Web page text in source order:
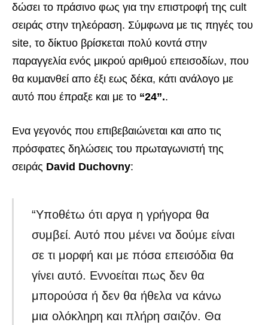
δώσει το πράσινο φως για την επιστροφή της cult
σειράς στην τηλεόραση. Σύμφωνα με τις πηγές του
site, το δίκτυο βρίσκεται πολύ κοντά στην
παραγγελία ενός μικρού αριθμού επεισοδίων, που
θα κυμανθεί απο έξι εως δέκα, κάτι ανάλογο με
αυτό που έπραξε και με το “24”..
Ενα γεγονός που επιβεβαιώνεται και απο τις
πρόσφατες δηλώσεις του πρωταγωνιστή της
σειράς David Duchovny:
“Υποθέτω ότι αργα η γρήγορα θα
συμβεί. Αυτό που μένει να δούμε είναι
σε τι μορφή και με πόσα επεισόδια θα
γίνει αυτό. Εννοείται πως δεν θα
μπορούσα ή δεν θα ήθελα να κάνω
μια ολόκληρη και πλήρη σαιζόν. Θα